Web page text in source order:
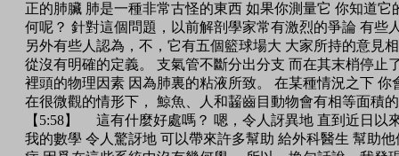
正的肺臟 肺是一種非常古怪的東西 如果你測量它 你知道
何呢？ 針對這個問題，以前解剖學家常有激烈的爭論 有些
另外有些人認為，不，它有五個籃球場大 大家所持的意見
從沒有明確的定義。 支氣管不斷分出分支 而在其末梢停止
裡頭的物理因素 因為肺裏的粘液所致。 在某種情況之下
在很微觀的情形下， 鯨魚、人和齧齒目動物會有相等面積
【5:58】 這有什麼好處嗎？ 嗯，令人訝異地 直到近日以
我的數學 令人驚訝地 可以帶來許多幫助 給外科醫生 幫助